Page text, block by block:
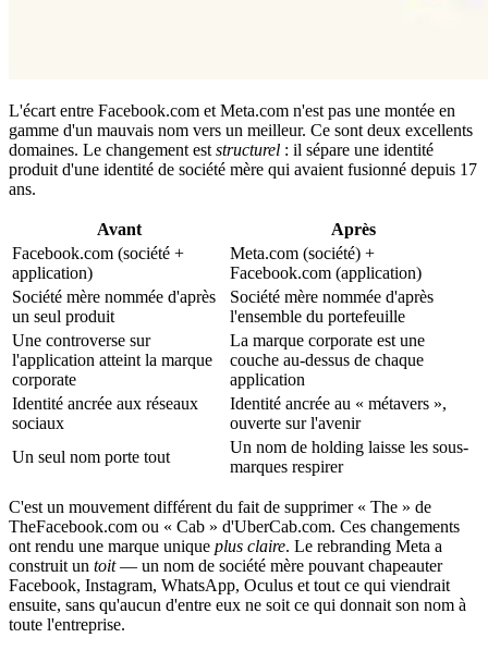
L'écart entre Facebook.com et Meta.com n'est pas une montée en
gamme d'un mauvais nom vers un meilleur. Ce sont deux excellents
domaines. Le changement est structurel : il sépare une identité
produit d'une identité de société mère qui avaient fusionné depuis 17
ans.
Avant
Après
Facebook.com (société +
application)
Meta.com (société) +
Facebook.com (application)
Société mère nommée d'après
un seul produit
Société mère nommée d'après
l'ensemble du portefeuille
Une controverse sur
l'application atteint la marque
corporate
La marque corporate est une
couche au-dessus de chaque
application
Identité ancrée aux réseaux
sociaux
Identité ancrée au « métavers »,
ouverte sur l'avenir
Un seul nom porte tout
Un nom de holding laisse les sous-
marques respirer
C'est un mouvement différent du fait de supprimer « The » de
TheFacebook.com ou « Cab » d'UberCab.com. Ces changements
ont rendu une marque unique plus claire. Le rebranding Meta a
construit un toit— un nom de société mère pouvant chapeauter
Facebook, Instagram, WhatsApp, Oculus et tout ce qui viendrait
ensuite, sans qu'aucun d'entre eux ne soit ce qui donnait son nom à
toute l'entreprise.